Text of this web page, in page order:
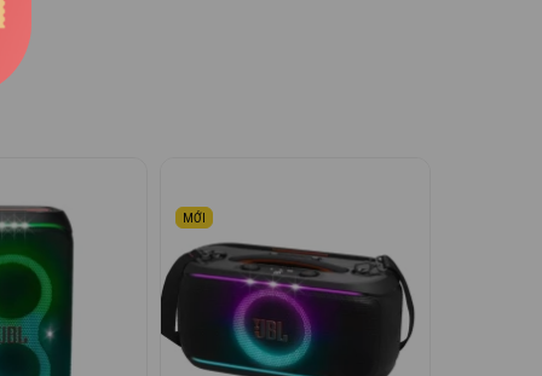
lại
vô
với
MỚI